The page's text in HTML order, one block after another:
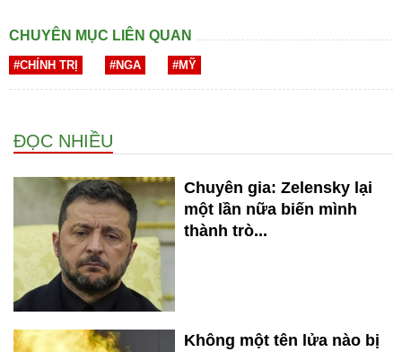
CHUYÊN MỤC LIÊN QUAN
#CHÍNH TRỊ #NGA #MỸ
ĐỌC NHIỀU
Chuyên gia: Zelensky lại
một lần nữa biến mình
thành trò...
Không một tên lửa nào bị